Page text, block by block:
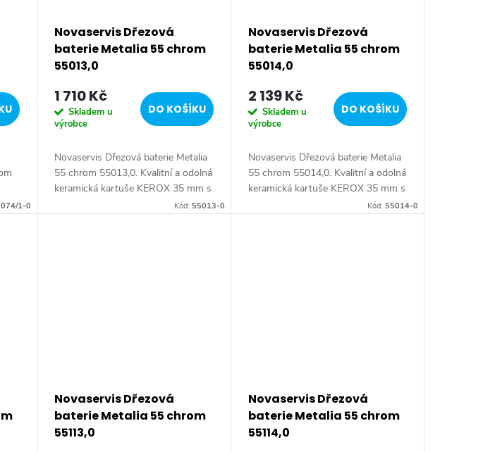
s1-0
Novaservis Dřezová
baterie Metalia 55 chrom
55013,0
1 710 Kč
Skladem u
výrobce
DO KOŠÍKU
Novaservis Dřezová baterie Metalia
55 chrom 55013,0. Kvalitní a odolná
keramická kartuše KEROX 35 mm s
prodlouženou zárukou 7 let.Kód: 55013-0
Novaservis Dřezová
baterie Metalia 55 chrom
55014,0
2 139 Kč
Skladem u
výrobce
DO KOŠÍKU
Novaservis Dřezová baterie Metalia
55 chrom 55014,0. Kvalitní a odolná
keramická kartuše KEROX 35 mm s
prodlouženou zárukou 7 let.Kód: 55014-0
Novaservis Dřezová
baterie Metalia 55 chrom
55113,0
Novaservis Dřezová
baterie Metalia 55 chrom
55114,0